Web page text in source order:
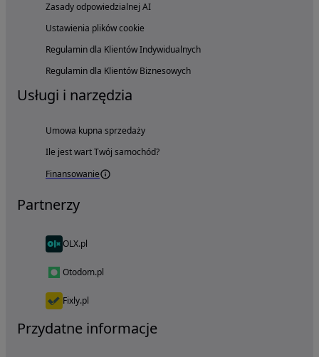
Zasady odpowiedzialnej AI
Ustawienia plików cookie
Regulamin dla Klientów Indywidualnych
Regulamin dla Klientów Biznesowych
Usługi i narzędzia
Umowa kupna sprzedaży
Ile jest wart Twój samochód?
Finansowanie
Partnerzy
OLX.pl
Otodom.pl
Fixly.pl
Przydatne informacje